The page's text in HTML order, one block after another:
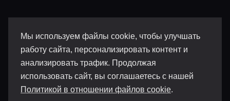
Мы используем файлы cookie, чтобы улучшать
работу сайта, персонализировать контент и
анализировать трафик. Продолжая
использовать сайт, вы соглашаетесь с нашей
Политикой в отношении файлов cookie.